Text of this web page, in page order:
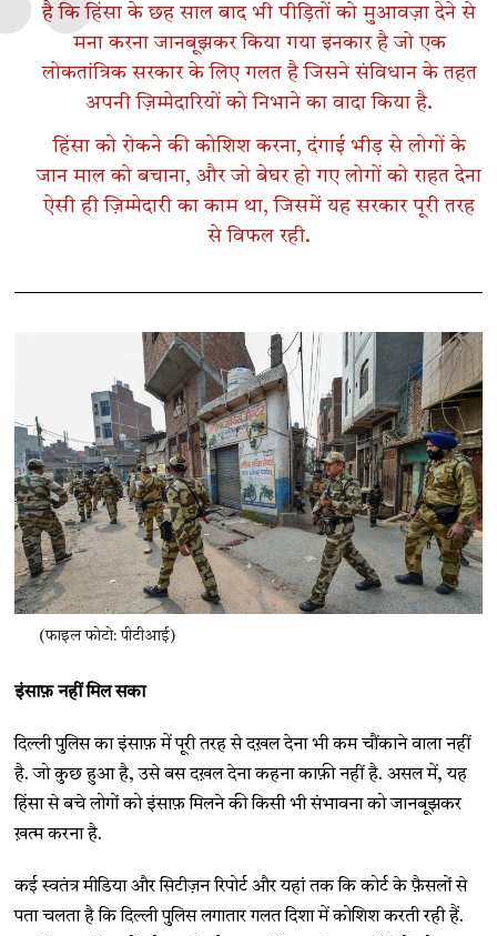
है कि हिंसा के छह साल बाद भी पीड़ितों को मुआवज़ा देने से
मना करना जानबूझकर किया गया इनकार है जो एक
लोकतांत्रिक सरकार के लिए गलत है जिसने संविधान के तहत
अपनी ज़िम्मेदारियों को निभाने का वादा किया है.
हिंसा को रोकने की कोशिश करना, दंगाई भीड़ से लोगों के
जान माल को बचाना, और जो बेघर हो गए लोगों को राहत देना
ऐसी ही ज़िम्मेदारी का काम था, जिसमें यह सरकार पूरी तरह
से विफल रही.
(फाइल फोटो: पीटीआई)
इंसाफ़ नहीं मिल सका
दिल्ली पुलिस का इंसाफ़ में पूरी तरह से दख़ल देना भी कम चौंकाने वाला नहीं
है. जो कुछ हुआ है, उसे बस दख़ल देना कहना काफ़ी नहीं है. असल में, यह
हिंसा से बचे लोगों को इंसाफ़ मिलने की किसी भी संभावना को जानबूझकर
ख़त्म करना है.
कई स्वतंत्र मीडिया और सिटीज़न रिपोर्ट और यहां तक कि कोर्ट के फ़ैसलों से
पता चलता है कि दिल्ली पुलिस लगातार गलत दिशा में कोशिश करती रही हैं.